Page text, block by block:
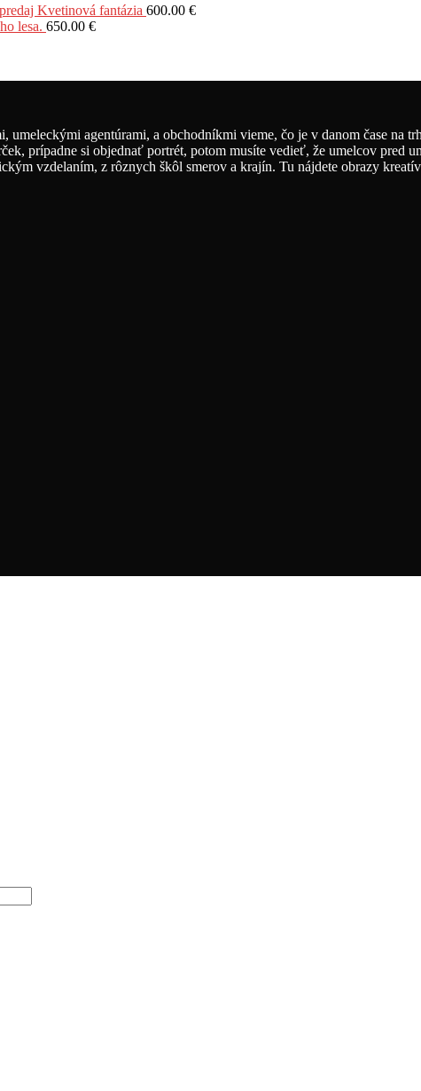
Kvetinová fantázia 600.00 €
lesa. 650.00 €
agentúrami, a obchodníkmi vieme, čo je v danom čase na
prípadne si objednať portrét, potom musíte vedieť, že umelcov pred
vzdelaním, z rôznych škôl smerov a krajín. Tu nájdete obrazy